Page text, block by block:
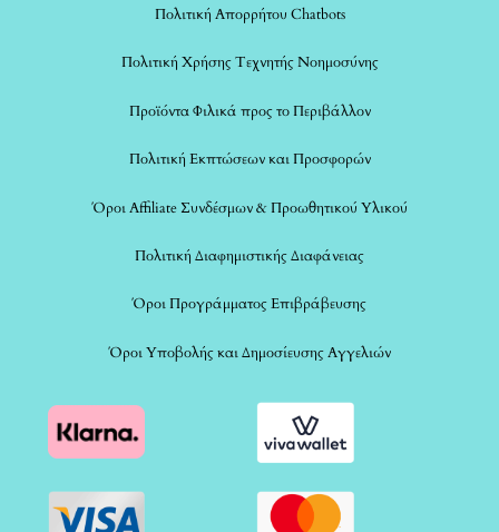
Πολιτική Απορρήτου Chatbots
Πολιτική Χρήσης Τεχνητής Νοημοσύνης
Προϊόντα Φιλικά προς το Περιβάλλον
Πολιτική Εκπτώσεων και Προσφορών
Όροι Affiliate Συνδέσμων & Προωθητικού Υλικού
Πολιτική Διαφημιστικής Διαφάνειας
Όροι Προγράμματος Επιβράβευσης
Όροι Υποβολής και Δημοσίευσης Αγγελιών